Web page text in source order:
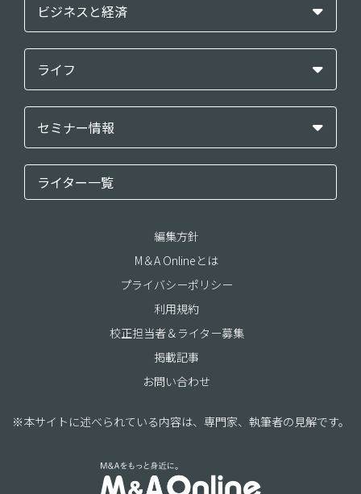
ビジネスと経済
ライフ
セミナー情報
ライター一覧
編集方針
M＆A Onlineとは
プライバシーポリシー
利用規約
校正担当者＆ライター募集
掲載記事
お問い合わせ
※本サイトに述べられている内容は、専門家、執筆者の見解です。